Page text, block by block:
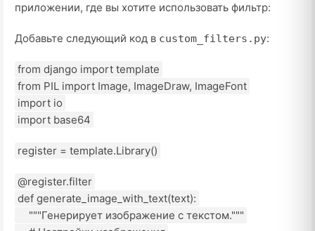
приложении, где вы хотите использовать фильтр:
Добавьте следующий код в custom_filters.py:
from django import template
from PIL import Image, ImageDraw, ImageFont
import io
import base64
register = template.Library()
@register.filter
def generate_image_with_text(text):
"""Генерирует изображение с текстом."""